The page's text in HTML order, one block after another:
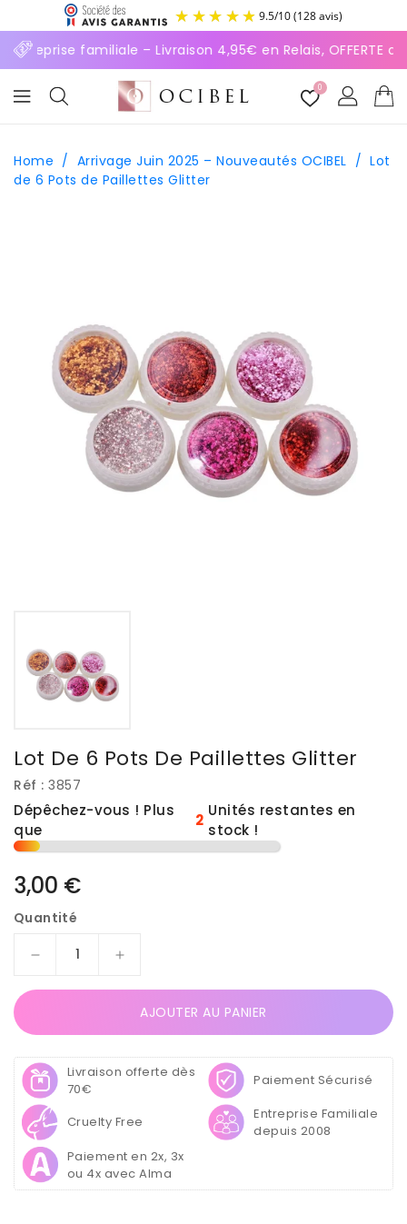
9.5/10
Entreprise familiale – Livraison 4,95€ en Relais, OFFERTE
0
Home / Arrivage Juin 2025 – Nouveautés OCIBEL / Lot
de 6 Pots de Paillettes Glitter
Lot De 6 Pots De Paillettes Glitter
Réf : 3857
Dépêchez-vous ! Plus
que
2
Unités restantes en
stock !
Prix
habituel
3,00 €
Quantité
Réduire
Lot
de
6
Pots
de
Paillettes
Glitter
Augmenter
Lot
de
6
de
Glitter
AJOUTER AU PANIER
Livraison offerte dès
70€
Paiement Sécurisé
Cruelty Free
Entreprise Familiale
depuis 2008
Paiement en 2x, 3x
ou 4x avec Alma